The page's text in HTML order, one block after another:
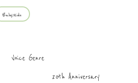
Baby/Kids
Voice Genre
20th Anniversary